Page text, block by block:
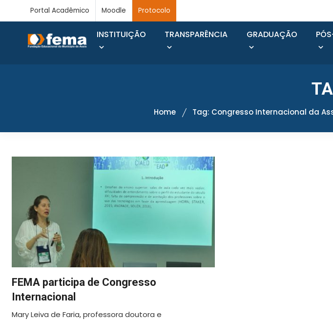
Portal Acadêmico Moodle Protocolo
INSTITUIÇÃO TRANSPARÊNCIA GRADUAÇÃO
Home Tag: Congresso Internacional da
FEMA participa de Congresso
Internacional
Mary Leiva de Faria, professora doutora e